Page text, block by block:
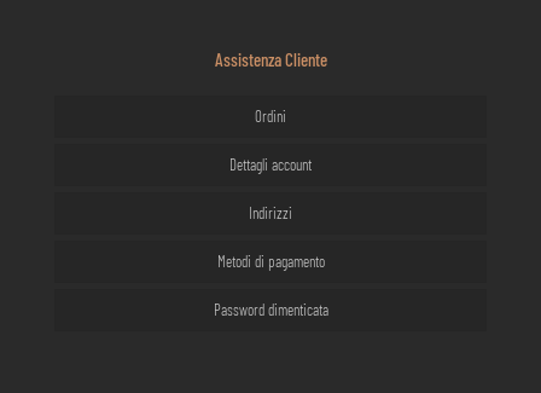
Assistenza Cliente
Ordini
Dettagli account
Indirizzi
Metodi di pagamento
Password dimenticata